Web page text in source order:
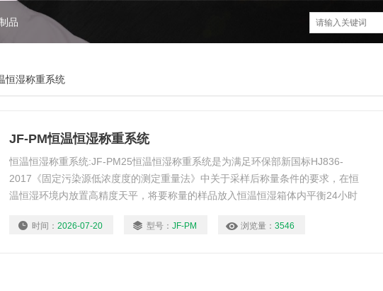
品
恒湿称重系统
JF-PM恒温恒湿称重系统
恒温恒湿称重系统:JF-PM25恒温恒湿称重系统是为满足环保部新国标HJ836-
2017《固定污染源低浓度度的测定重量法》中关于采样后称量条件的要求，在恒
温恒湿环境内放置高精度天平，将要称量的样品放入恒温恒湿箱体内平衡24小时
极大的提高了称量样品结果的准确性，该产品也用于其它对称量环境要求较高的
时间： 2026-07-20 型号： JF-PM 浏览量： 3546